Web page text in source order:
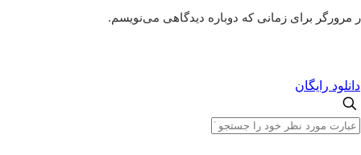
مرورگر برای زمانی که دوباره دیدگاهی می‌نویسم.
دانلود رایگان